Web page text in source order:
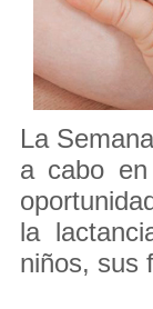
La
a cabo
la
niños, sus